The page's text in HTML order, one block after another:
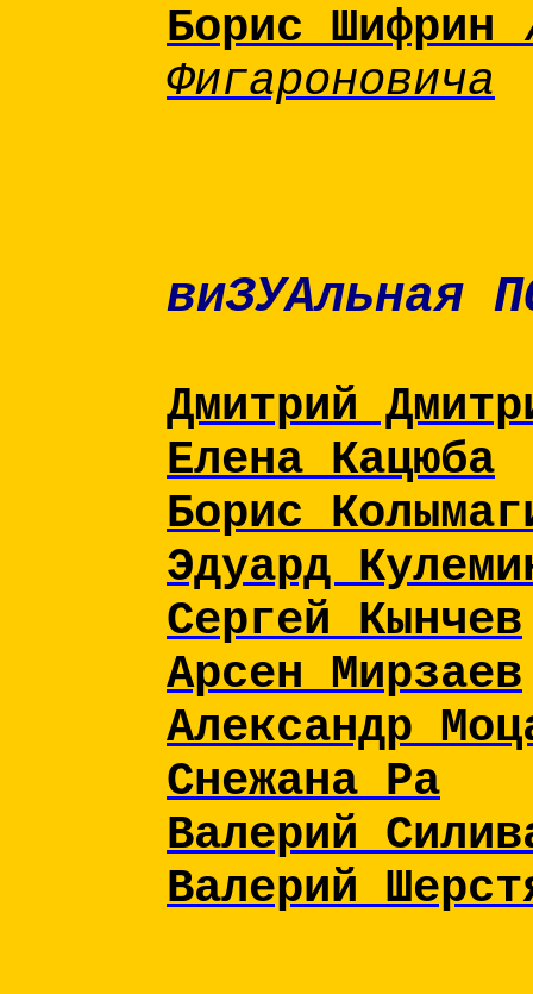
Борис
Фигароновича
виЗУАльная
Дмитрий
Елена Кацюба
Борис
Эдуард
Сергей Кынчев
Арсен Мирзаев
Александр
Снежана Ра
Валерий
Валерий